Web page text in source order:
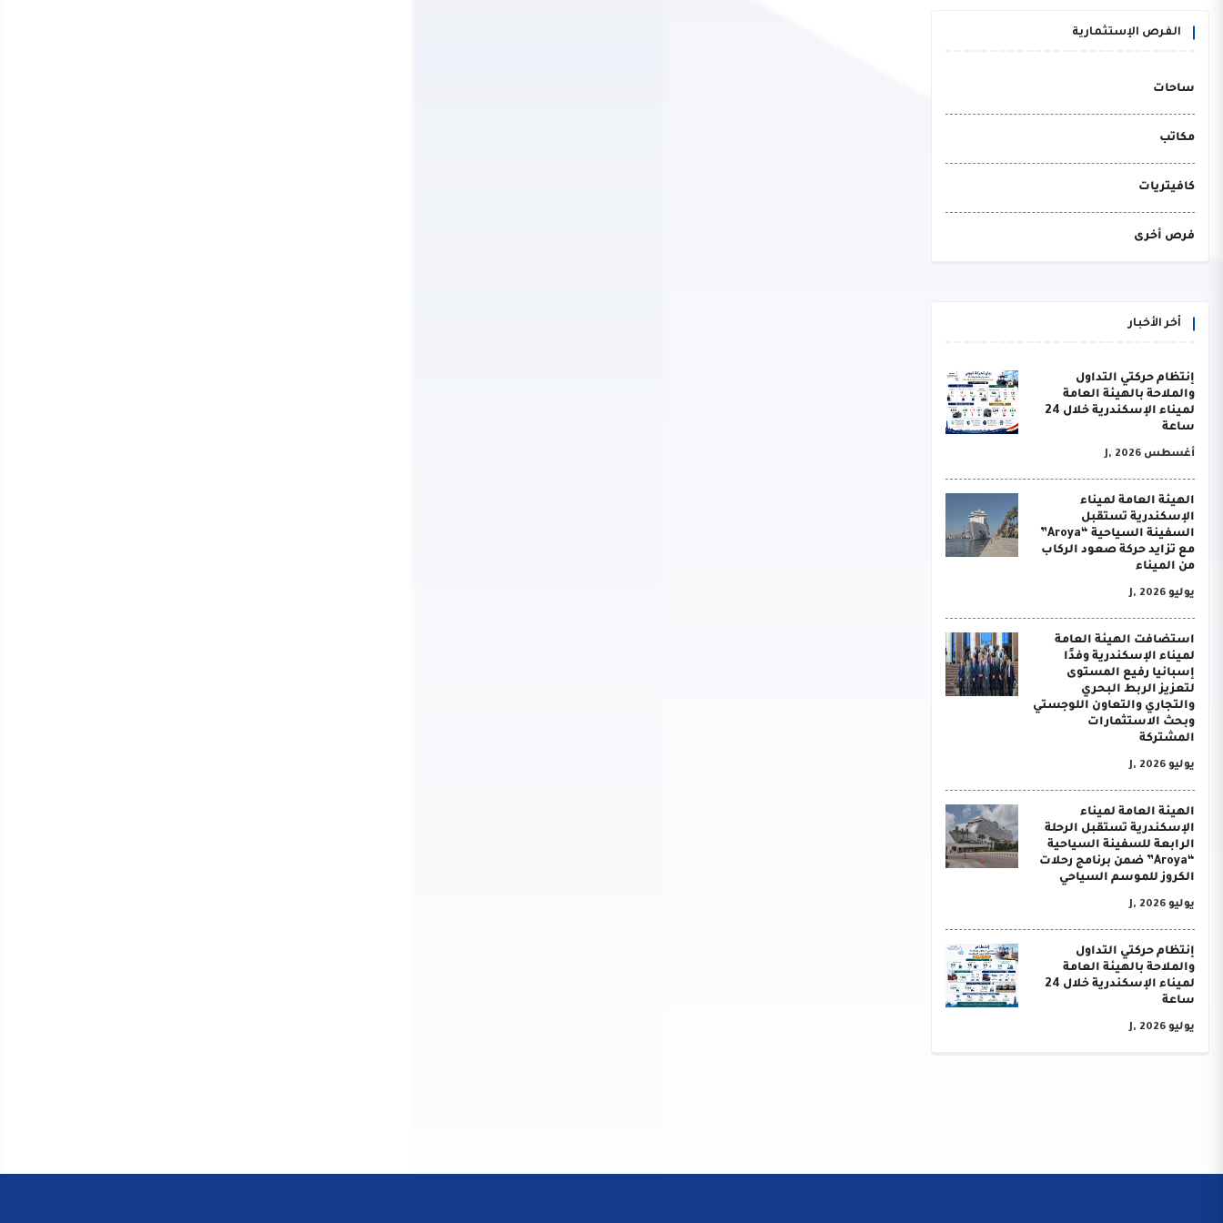
الفرص الإستثمارية
ساحات
مكاتب
كافيتريات
فرص أخرى
أخر الأخبار
إنتظام حركتي التداول
والملاحة بالهيئة العامة
لميناء الإسكندرية خلال 24
ساعة
أغسطس J, 2026
الهيئة العامة لميناء
الإسكندرية تستقبل
السفينة السياحية “Aroya”
مع تزايد حركة صعود الركاب
من الميناء
يوليو J, 2026
استضافت الهيئة العامة
لميناء الإسكندرية وفدًا
إسبانيا رفيع المستوى
لتعزيز الربط البحري
والتجاري والتعاون اللوجستي
وبحث الاستثمارات
المشتركة
يوليو J, 2026
الهيئة العامة لميناء
الإسكندرية تستقبل الرحلة
الرابعة للسفينة السياحية
“Aroya” ضمن برنامج رحلات
الكروز للموسم السياحي
يوليو J, 2026
إنتظام حركتي التداول
والملاحة بالهيئة العامة
لميناء الإسكندرية خلال 24
ساعة
يوليو J, 2026